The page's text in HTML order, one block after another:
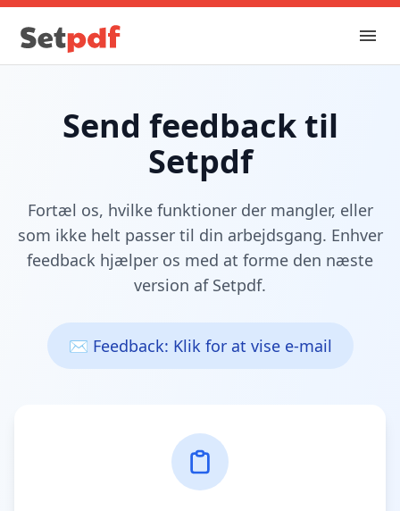
Send feedback til
Setpdf
Fortæl os, hvilke funktioner der mangler, eller
som ikke helt passer til din arbejdsgang. Enhver
feedback hjælper os med at forme den næste
version af Setpdf.
✉️ Feedback: Klik for at vise e-mail